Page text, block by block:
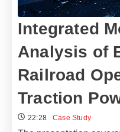
Integrated
Analysis of
Railroad
Traction
22:28 Case Study